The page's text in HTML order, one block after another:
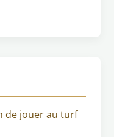
de jouer au turf